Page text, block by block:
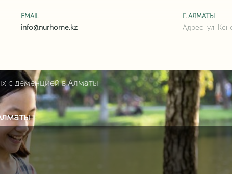
EMAIL Г. АЛМАТЫ
Адрес: ул.
с деменцией в Алматы